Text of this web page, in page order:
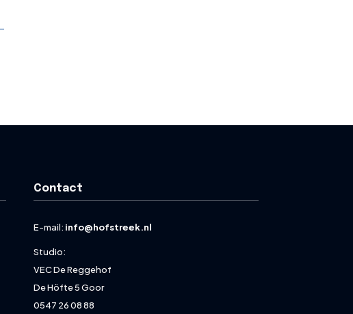
Contact
E-mail: info@hofstreek.nl
Studio:
VEC De Reggehof
De Höfte 5 Goor
0547 26 08 88